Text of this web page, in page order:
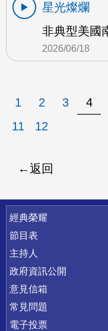
星光燦爛
非典型美國
2026/06/18
1 2 3 4
11
12
返回
快速連結
經典榮耀
節目表
主持人
政府資訊公開
意見信箱
常見問題
電子投票